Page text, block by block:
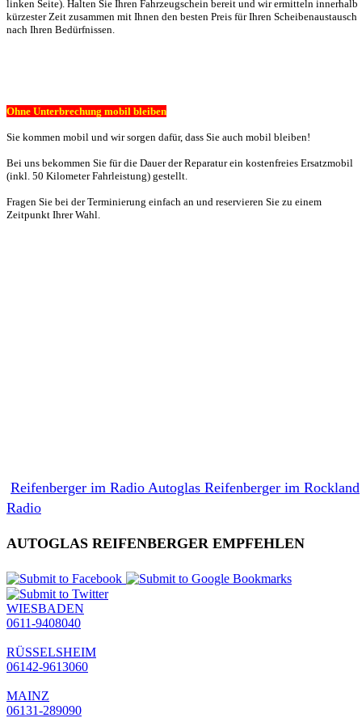
linken Seite). Halten Sie Ihren Fahrzeugschein bereit und wir ermitteln innerhalb
kürzester Zeit zusammen mit Ihnen den besten Preis für Ihren Scheibenaustausch
nach Ihren Bedürfnissen.
Ohne Unterbrechung mobil bleiben
Sie kommen mobil und wir sorgen dafür, dass Sie auch mobil bleiben!
Bei uns bekommen Sie für die Dauer der Reparatur ein kostenfreies Ersatzmobil
(inkl. 50 Kilometer Fahrleistung) gestellt.
Fragen Sie bei der Terminierung einfach an und reservieren Sie zu einem
Zeitpunkt Ihrer Wahl.
Reifenberger im Radio Autoglas Reifenberger im Rockland
Radio
AUTOGLAS REIFENBERGER EMPFEHLEN
WIESBADEN
0611-9408040
RÜSSELSHEIM
06142-9613060
MAINZ
06131-289090